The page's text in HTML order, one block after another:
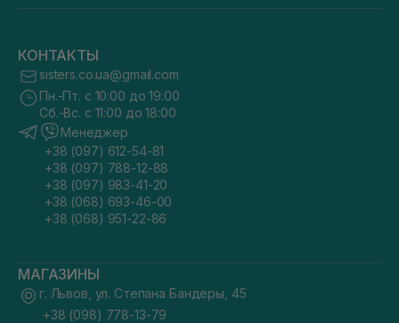
КОНТАКТЫ
sisters.co.ua@gmail.com
Пн.-Пт. с 10:00 до 19:00
Сб.-Вс. с 11:00 до 18:00
Менеджер
+38 (097) 612-54-81
+38 (097) 788-12-88
+38 (097) 983-41-20
+38 (068) 693-46-00
+38 (068) 951-22-86
МАГАЗИНЫ
г. Львов, ул. Степана Бандеры, 45
+38 (098) 778-13-79